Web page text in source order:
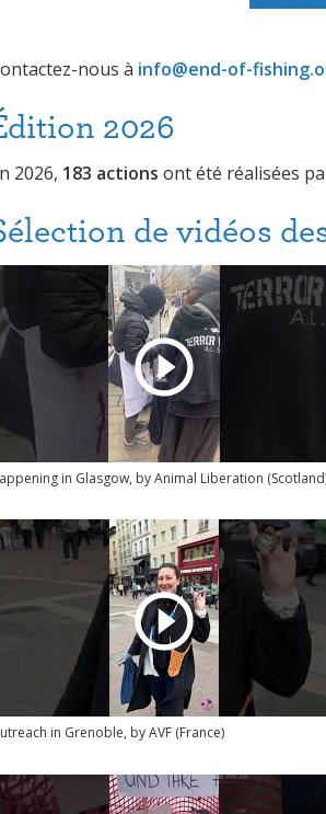
nous à info@end-of-
2026
2026, 183 actions ont été réalisées
de vidéos
in Glasgow, by Animal Liberation
in Grenoble, by AVF (France)